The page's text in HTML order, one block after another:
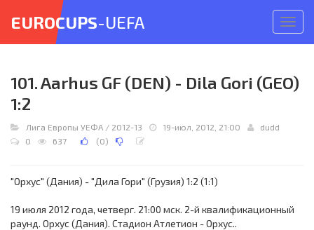
меню
EUROCUPS-UEFA
101. Aarhus GF (DEN) - Dila Gori (GEO)
1:2
Лига Европы УЕФА / 2012-13 19-июл, 2012, 21:00
dudd
0
637 (0)
"Орхус" (Дания) - "Дила Гори" (Грузия) 1:2 (1:1)
19 июля 2012 года, четверг. 21:00 мск. 2-й квалификационный
раунд. Орхус (Дания). Стадион Атлетион - Орхус..